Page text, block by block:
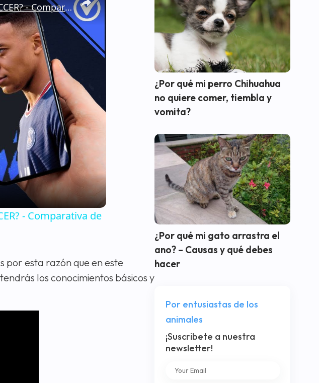
¿Qué juego es mejor el FIFA MOBILE y DREAM LEAGUE SOCCER? - Comparativa de juegos similares
- Comparativa de
por esta razón que en este
los conocimientos básicos y
¿Por qué mi perro Chihuahua
no quiere comer, tiembla y
vomita?
¿Por qué mi gato arrastra el
ano? – Causas y qué debes
hacer
Por entusiastas de los
animales
¡Suscribete a nuestra
newsletter!